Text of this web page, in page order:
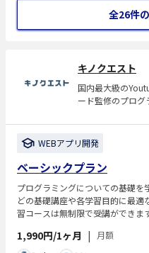
全26件
キノクエスト
国内最大級の
ード監修のプログ
WEBアプリ開発
ベーシックプラン
プログラミングについての基礎
どの基礎講座や各学習目的に最
習コースは無制限で受講ができま
1,990円/1ヶ月 |
月額